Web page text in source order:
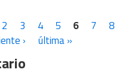
2 3 4 5 6 7
8
› última »